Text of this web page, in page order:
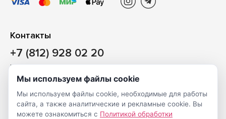
Контакты
+7 (812) 928 02 20
Наш магазин
Санкт-Петербург, ул. Ворошилова, д. 2, Литер «Р» (БЦ
«Сигнал»), 3 этаж, пом. 2
На карте
Мы используем файлы cookie
Мы используем файлы cookie, необходимые для работы
сайта, а также аналитические и рекламные cookie. Вы
можете ознакомиться с Политикой обработки